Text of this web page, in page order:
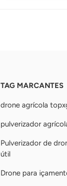
TAG MARCANTES
drone agrícola
pulverizador
Pulverizador de
útil
Drone para